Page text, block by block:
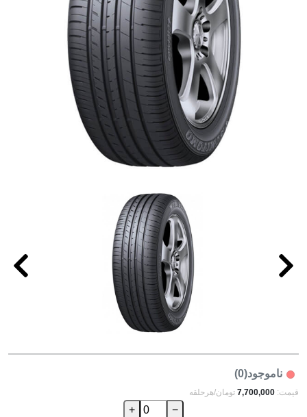
ناموجود(0)
قیمت: 7,700,000 تومان/هرحلقه
−
+